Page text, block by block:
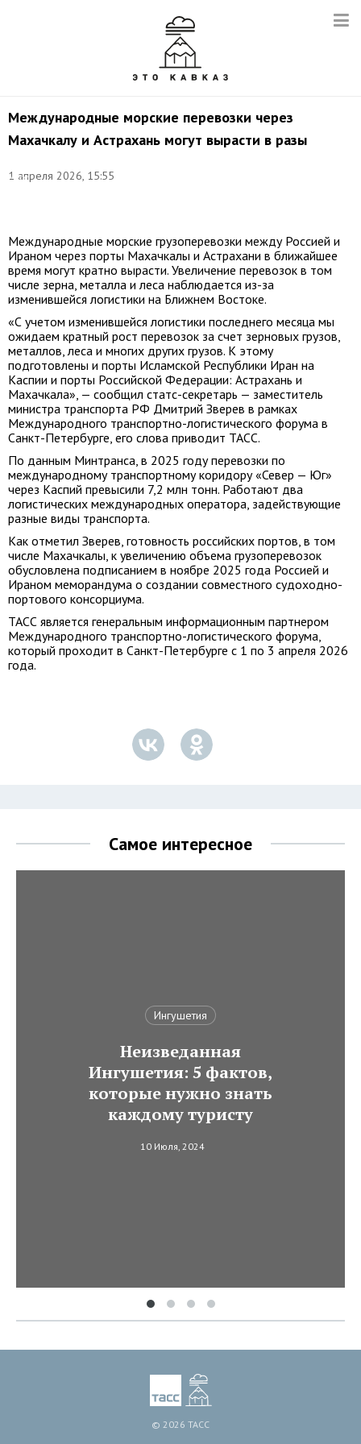
Международные морские перевозки через
Махачкалу и Астрахань могут вырасти в разы
1 апреля 2026, 15:55
Муса
Международные морские грузоперевозки между Россией и
Ираном через порты Махачкалы и Астрахани в ближайшее
время могут кратно вырасти. Увеличение перевозок в том
числе зерна, металла и леса наблюдается из-за
изменившейся логистики на Ближнем Востоке.
«С учетом изменившейся логистики последнего месяца мы
ожидаем кратный рост перевозок за счет зерновых грузов,
металлов, леса и многих других грузов. К этому
подготовлены и порты Исламской Республики Иран на
Каспии и порты Российской Федерации: Астрахань и
Махачкала», — сообщил статс-секретарь — заместитель
министра транспорта РФ Дмитрий Зверев в рамках
Международного транспортно-логистического форума в
Санкт-Петербурге, его слова приводит ТАСС.
По данным Минтранса, в 2025 году перевозки по
международному транспортному коридору «Север — Юг»
через Каспий превысили 7,2 млн тонн. Работают два
логистических международных оператора, задействующие
разные виды транспорта.
Как отметил Зверев, готовность российских портов, в том
числе Махачкалы, к увеличению объема грузоперевозок
обусловлена подписанием в ноябре 2025 года Россией и
Ираном меморандума о создании совместного судоходно-
портового консорциума.
ТАСС является генеральным информационным партнером
Международного транспортно-логистического форума,
который проходит в Санкт-Петербурге с 1 по 3 апреля 2026
года.
Самое интересное
Ингушетия
Неизведанная
Ингушетия: 5 фактов,
которые нужно знать
каждому туристу
10 Июля, 2024
© 2026 ТАСС